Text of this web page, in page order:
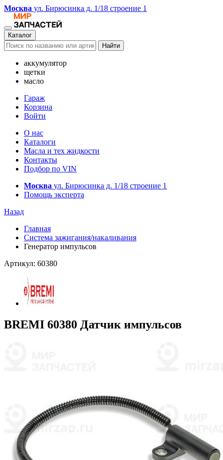
Москва ул. Бирюсинка д. 1/18 строение 1
Каталог
Найти
аккумулятор
щетки
масло
Гараж
Корзина
Войти
О нас
Каталоги
Масла и тех жидкости
Контакты
Подбор по VIN
Москва ул. Бирюсинка д. 1/18 строение 1
Помощь эксперта
Назад
Главная
Система зажигания/накаливания
Генератор импульсов
Артикул: 60380
BREMI 60380 Датчик импульсов